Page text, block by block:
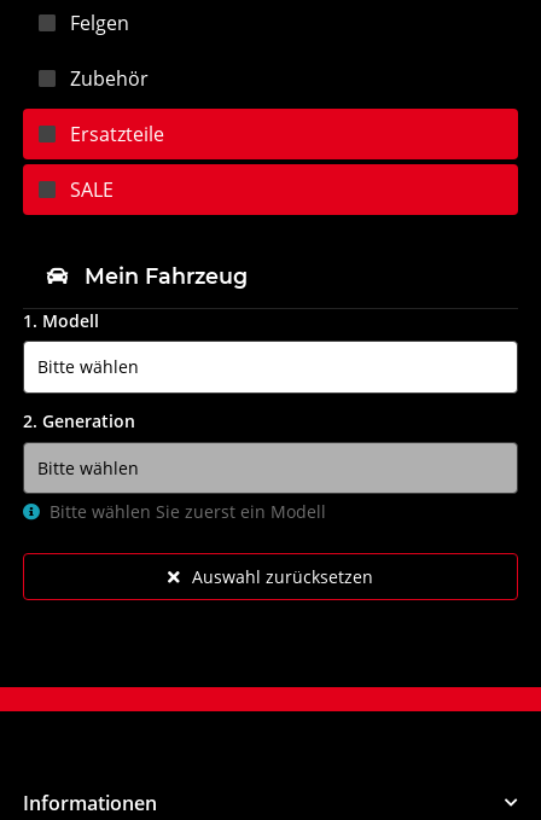
Felgen
Zubehör
Ersatzteile
SALE
Mein Fahrzeug
1. Modell
2. Generation
Bitte wählen Sie zuerst ein Modell
Auswahl zurücksetzen
Informationen